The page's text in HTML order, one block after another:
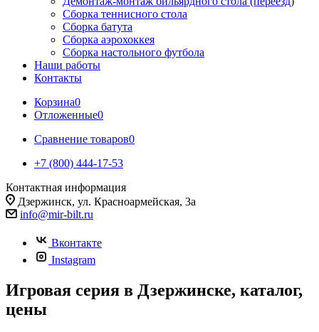
Сборка теннисного стола
Сборка батута
Сборка аэрохоккея
Сборка настольного футбола
Наши работы
Контакты
Корзина0
Отложенные0
Сравнение товаров0
+7 (800) 444-17-53
Контактная информация
Дзержинск, ул. Красноармейская, 3а
info@mir-bilt.ru
Вконтакте
Instagram
Игровая серия в Дзержинске, каталог,
цены